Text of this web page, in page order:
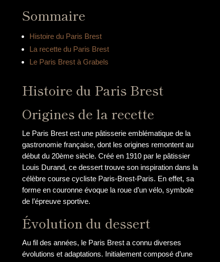
Sommaire
Histoire du Paris Brest
La recette du Paris Brest
Le Paris Brest à Grabels
Histoire du Paris Brest
Origines de la recette
Le Paris Brest est une pâtisserie emblématique de la
gastronomie française, dont les origines remontent au
début du 20ème siècle. Créé en 1910 par le pâtissier
Louis Durand, ce dessert trouve son inspiration dans la
célèbre course cycliste Paris-Brest-Paris. En effet, sa
forme en couronne évoque la roue d’un vélo, symbole
de l’épreuve sportive.
Évolution du dessert
Au fil des années, le Paris Brest a connu diverses
évolutions et adaptations. Initialement composé d’une